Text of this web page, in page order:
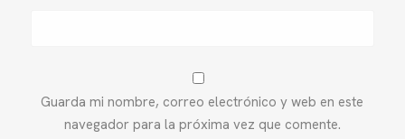
Guarda mi nombre, correo electrónico y web en este
navegador para la próxima vez que comente.